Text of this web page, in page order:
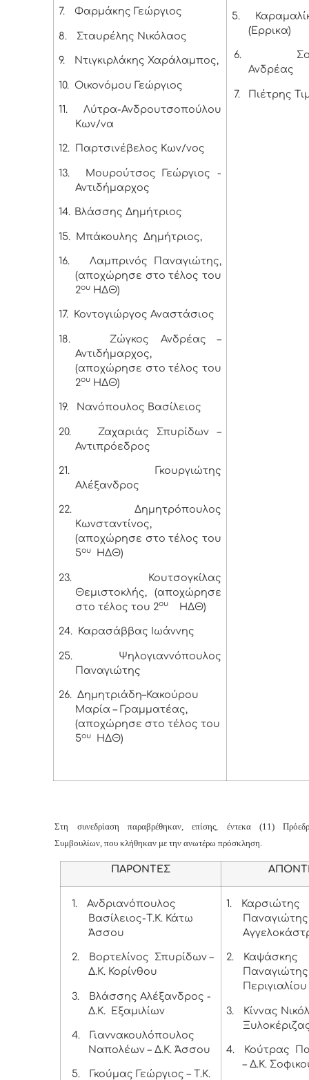
7. Φαρμάκης Γεώργιος
8. Σταυρέλης Νικόλαος
9. Ντιγκιρλάκης Χαράλαμπος,
10. Οικονόμου Γεώργιος
11.
Λύτρα-Ανδρουτσοπούλου
Κων/να
12. Παρτσινέβελος Κων/νος
13.
Μουρούτσος Γεώργιος -
Αντιδήμαρχος
14. Βλάσσης Δημήτριος
15. Μπάκουλης Δημήτριος,
16.
Λαμπρινός Παναγιώτης,
(αποχώρησε στο τέλος του
2ου ΗΔΘ)
17. Κοντογιώργος Αναστάσιος
18.
Ζώγκος Ανδρέας –
Αντιδήμαρχος,
(αποχώρησε στο τέλος του
2ου ΗΔΘ)
19. Νανόπουλος Βασίλειος
20.
Ζαχαριάς Σπυρίδων –
Αντιπρόεδρος
21.
Γκουργιώτης
Αλέξανδρος
22.
Δημητρόπουλος
Κωνσταντίνος,
(αποχώρησε στο τέλος του
5ου ΗΔΘ)
23.
Κουτσογκίλας
Θεμιστοκλής, (αποχώρησε
στο τέλος του 2ου ΗΔΘ)
24. Καρασάββας Ιωάννης
25.
Ψηλογιαννόπουλος
Παναγιώτης
26. Δημητριάδη–Κακούρου
Μαρία – Γραμματέας,
(αποχώρησε στο τέλος του
5ου ΗΔΘ)
5.
(Έρρικα)
6.
Ανδρέας
7. Πιέτρης
Στη συνεδρίαση παραβρέθηκαν, επίσης, έντεκα (11)
Συμβουλίων, που κλήθηκαν με την ανωτέρω πρόσκληση.
ΠΑΡΟΝΤΕΣ
1.
Ανδριανόπουλος
Βασίλειος-Τ.Κ. Κάτω
Άσσου
2.
Βορτελίνος Σπυρίδων –
Δ.Κ. Κορίνθου
3.
Βλάσσης Αλέξανδρος -
Δ.Κ. Εξαμιλίων
4.
Γιαννακουλόπουλος
Ναπολέων – Δ.Κ. Άσσου
5. Γκούμας Γεώργιος – Τ.Κ.
1.
Καρσιώτης
Παναγιώτης
2.
Καψάσκης
Παναγιώτης
Περιγιαλίου
3.
Κίννας
4.
Κούτρας
– Δ.Κ.